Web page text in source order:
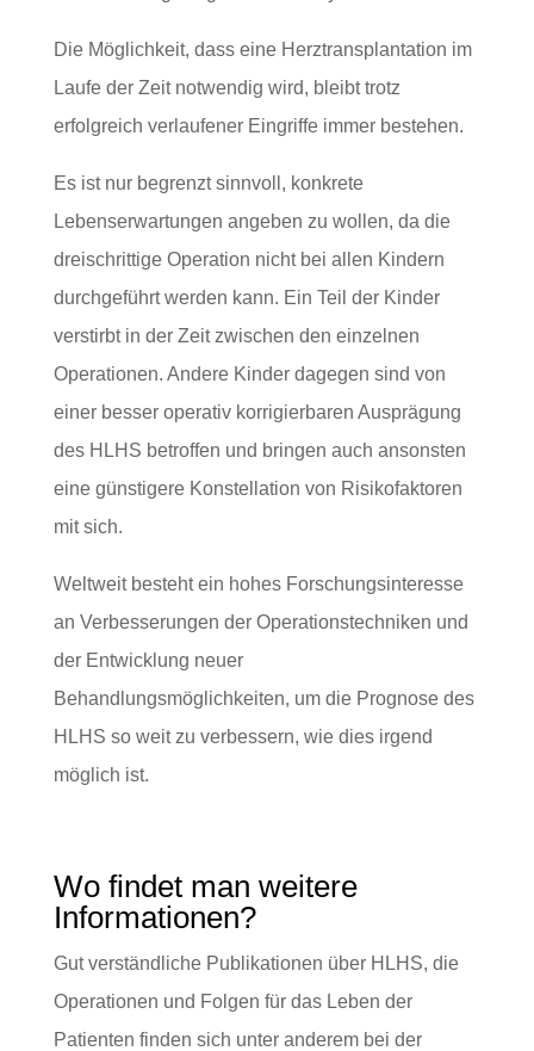
Die Möglichkeit, dass eine Herztransplantation im
Laufe der Zeit notwendig wird, bleibt trotz
erfolgreich verlaufener Eingriffe immer bestehen.
Es ist nur begrenzt sinnvoll, konkrete
Lebenserwartungen angeben zu wollen, da die
dreischrittige Operation nicht bei allen Kindern
durchgeführt werden kann. Ein Teil der Kinder
verstirbt in der Zeit zwischen den einzelnen
Operationen. Andere Kinder dagegen sind von
einer besser operativ korrigierbaren Ausprägung
des HLHS betroffen und bringen auch ansonsten
eine günstigere Konstellation von Risikofaktoren
mit sich.
Weltweit besteht ein hohes Forschungsinteresse
an Verbesserungen der Operationstechniken und
der Entwicklung neuer
Behandlungsmöglichkeiten, um die Prognose des
HLHS so weit zu verbessern, wie dies irgend
möglich ist.
Wo findet man weitere
Informationen?
Gut verständliche Publikationen über HLHS, die
Operationen und Folgen für das Leben der
Patienten finden sich unter anderem bei der